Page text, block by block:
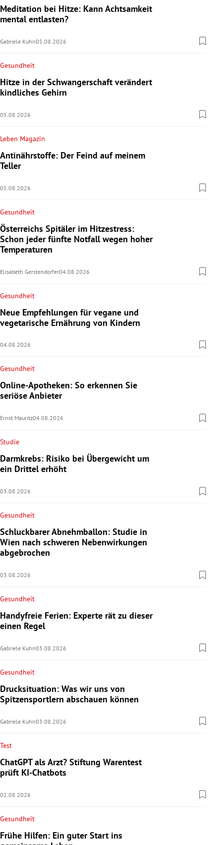
Meditation bei Hitze: Kann Achtsamkeit
mental entlasten?
Gabriele Kuhn05.08.2026
Gesundheit
Hitze in der Schwangerschaft verändert
kindliches Gehirn
05.08.2026
Leben Magazin
Antinährstoffe: Der Feind auf meinem
Teller
05.08.2026
Gesundheit
Österreichs Spitäler im Hitzestress:
Schon jeder fünfte Notfall wegen hoher
Temperaturen
Elisabeth Gerstendorfer04.08.2026
Gesundheit
Neue Empfehlungen für vegane und
vegetarische Ernährung von Kindern
04.08.2026
Gesundheit
Online-Apotheken: So erkennen Sie
seriöse Anbieter
Ernst Mauritz04.08.2026
Studie
Darmkrebs: Risiko bei Übergewicht um
ein Drittel erhöht
03.08.2026
Gesundheit
Schluckbarer Abnehmballon: Studie in
Wien nach schweren Nebenwirkungen
abgebrochen
03.08.2026
Gesundheit
Handyfreie Ferien: Experte rät zu dieser
einen Regel
Gabriele Kuhn03.08.2026
Gesundheit
Drucksituation: Was wir uns von
Spitzensportlern abschauen können
Gabriele Kuhn03.08.2026
Test
ChatGPT als Arzt? Stiftung Warentest
prüft KI-Chatbots
02.08.2026
Gesundheit
Frühe Hilfen: Ein guter Start ins